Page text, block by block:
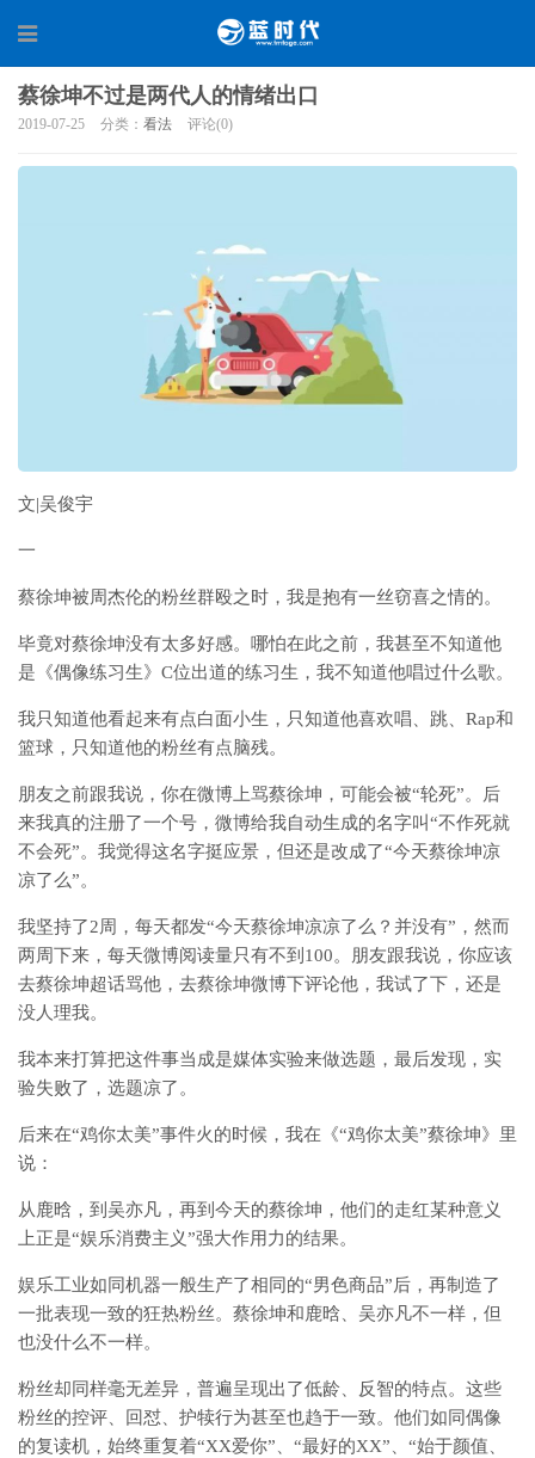
蔡徐坤不过是两代人的情绪出口
2019-07-25 分类： 看法 评论(0)
文|吴俊宇
一
蔡徐坤被周杰伦的粉丝群殴之时，我是抱有一丝窃喜之情的。
毕竟对蔡徐坤没有太多好感。哪怕在此之前，我甚至不知道他
是《偶像练习生》C位出道的练习生，我不知道他唱过什么歌。
我只知道他看起来有点白面小生，只知道他喜欢唱、跳、Rap和
篮球，只知道他的粉丝有点脑残。
朋友之前跟我说，你在微博上骂蔡徐坤，可能会被“轮死”。后
来我真的注册了一个号，微博给我自动生成的名字叫“不作死就
不会死”。我觉得这名字挺应景，但还是改成了“今天蔡徐坤凉
凉了么”。
我坚持了2周，每天都发“今天蔡徐坤凉凉了么？并没有”，然而
两周下来，每天微博阅读量只有不到100。朋友跟我说，你应该
去蔡徐坤超话骂他，去蔡徐坤微博下评论他，我试了下，还是
没人理我。
我本来打算把这件事当成是媒体实验来做选题，最后发现，实
验失败了，选题凉了。
后来在“鸡你太美”事件火的时候，我在《“鸡你太美”蔡徐坤》里
说：
从鹿晗，到吴亦凡，再到今天的蔡徐坤，他们的走红某种意义
上正是“娱乐消费主义”强大作用力的结果。
娱乐工业如同机器一般生产了相同的“男色商品”后，再制造了
一批表现一致的狂热粉丝。蔡徐坤和鹿晗、吴亦凡不一样，但
也没什么不一样。
粉丝却同样毫无差异，普遍呈现出了低龄、反智的特点。这些
粉丝的控评、回怼、护犊行为甚至也趋于一致。他们如同偶像
的复读机，始终重复着“XX爱你”、“最好的XX”、“始于颜值、